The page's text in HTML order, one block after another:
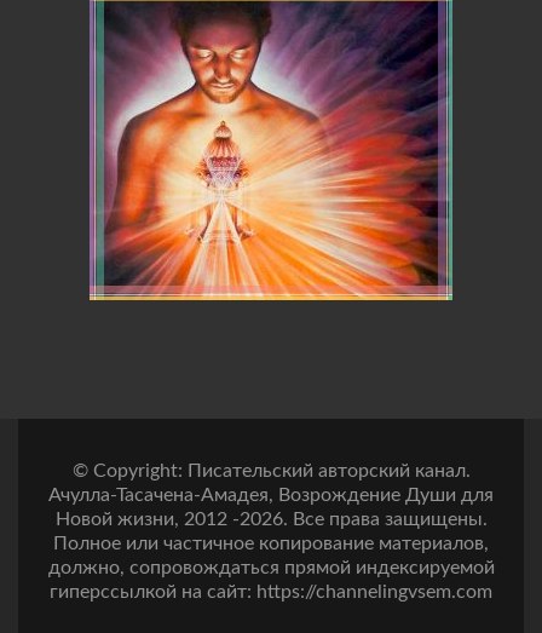
© Copyright: Писательский авторский канал.
Ачулла-Тасачена-Амадея, Возрождение Души для
Новой жизни, 2012 -2026. Все права защищены.
Полное или частичное копирование материалов,
должно, сопровождаться прямой индексируемой
гиперссылкой на сайт: https://channelingvsem.com